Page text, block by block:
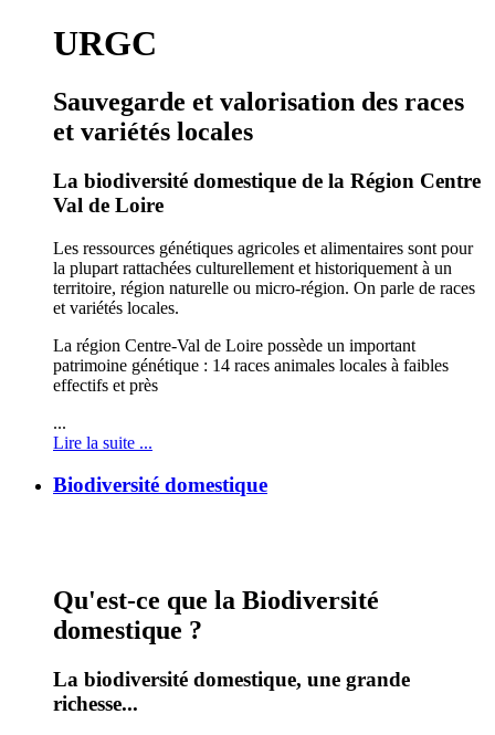
URGC
Sauvegarde et valorisation des races
et variétés locales
La biodiversité domestique de la Région Centre
Val de Loire
Les ressources génétiques agricoles et alimentaires sont pour
la plupart rattachées culturellement et historiquement à un
territoire, région naturelle ou micro-région. On parle de races
et variétés locales.
La région Centre-Val de Loire possède un important
patrimoine génétique : 14 races animales locales à faibles
effectifs et près
...
Lire la suite ...
Biodiversité domestique
Qu'est-ce que la Biodiversité
domestique ?
La biodiversité domestique, une grande
richesse...